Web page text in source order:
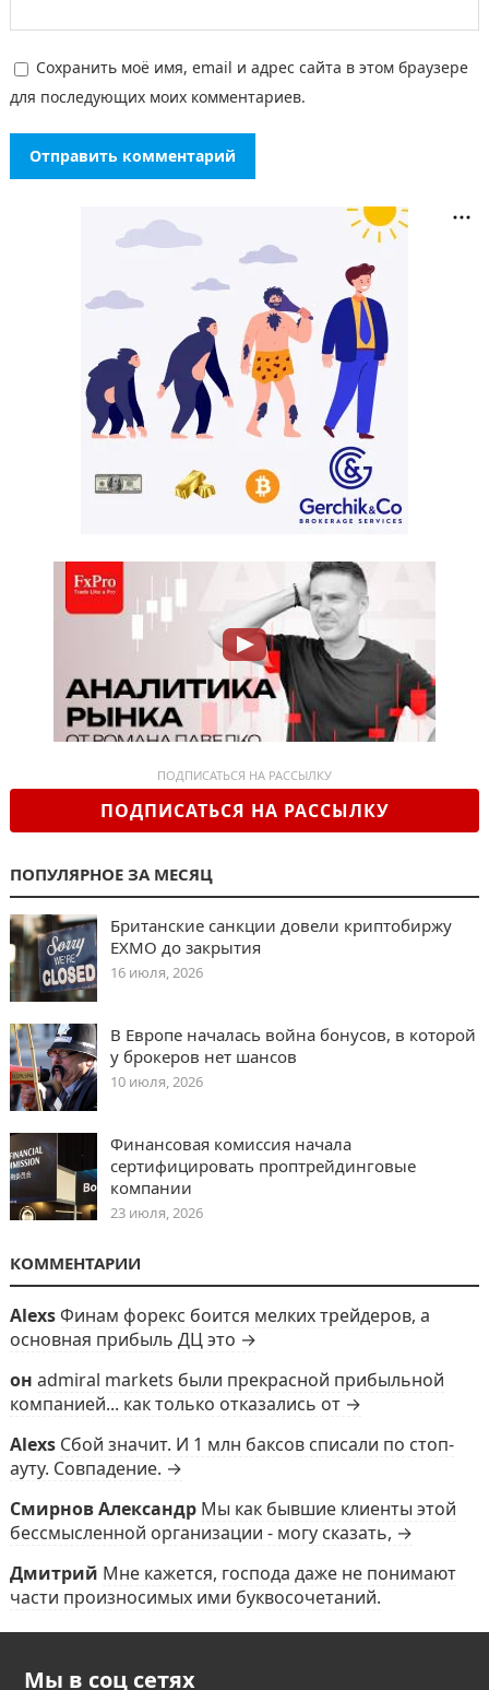
Сохранить моё имя, email и адрес сайта в этом браузере
для последующих моих комментариев.
ПОДПИСАТЬСЯ НА РАССЫЛКУ
ПОДПИСАТЬСЯ НА РАССЫЛКУ
ПОПУЛЯРНОЕ ЗА МЕСЯЦ
Британские санкции довели криптобиржу
EXMO до закрытия
16 июля, 2026
В Европе началась война бонусов, в которой
у брокеров нет шансов
10 июля, 2026
Финансовая комиссия начала
сертифицировать проптрейдинговые
компании
23 июля, 2026
КОММЕНТАРИИ
AlexsФинам форекс боится мелких трейдеров, а
основная прибыль ДЦ это →
он admiral markets были прекрасной прибыльной
компанией... как только отказались от →
Alexs Сбой значит. И 1 млн баксов списали по стоп-
ауту. Совпадение. →
Смирнов Александр Мы как бывшие клиенты этой
бессмысленной организации - могу сказать, →
Дмитрий Мне кажется, господа даже не понимают
части произносимых ими буквосочетаний.
Мы в соц сетях